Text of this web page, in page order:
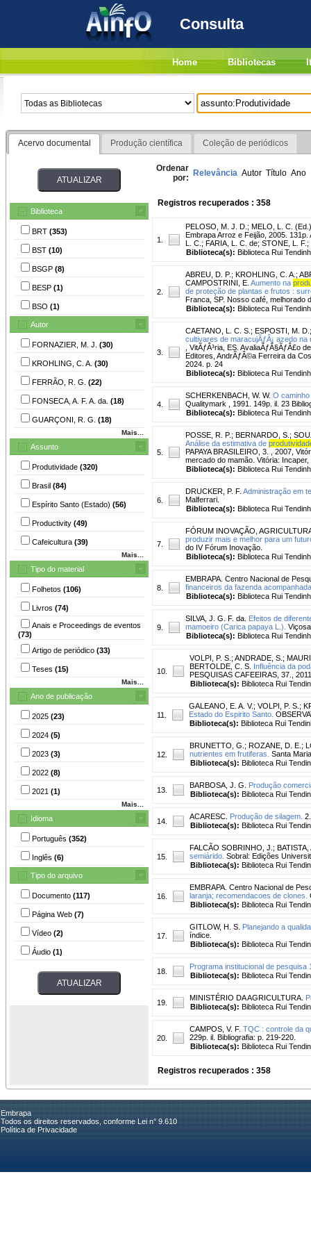
Consulta
Home Bibliotecas
Acervo documental Produção científica Coleção de periódicos
Biblioteca
BRT (353)
BST (10)
BSGP (8)
BESP (1)
BSO (1)
Autor
FORNAZIER, M. J. (30)
KROHLING, C. A. (30)
FERRÃO, R. G. (22)
FONSECA, A. F. A. da. (18)
GUARÇONI, R. G. (18)
Mais...
Assunto
Produtividade (320)
Brasil (84)
Espírito Santo (Estado) (56)
Productivity (49)
Cafeicultura (39)
Mais...
Tipo do material
Folhetos (106)
Livros (74)
Anais e Proceedings de eventos
(73)
Artigo de periódico (33)
Teses (15)
Mais...
Ano de publicação
2025 (23)
2024 (5)
2023 (3)
2022 (8)
2021 (1)
Mais...
Idioma
Português (352)
Inglês (6)
Tipo do arquivo
Documento (117)
Página Web (7)
Vídeo (2)
Áudio (1)
Ordenar
por: Relevância Autor Título Ano
Registros recuperados : 358
1.
PELOSO, M. J. D. ; MELO, L. C.
Embrapa Arroz e Feijão, 2005.
L. C.; FARIA, L. C. de; STONE, L.
Biblioteca(s): Biblioteca Rui
2.
ABREU, D. P. ; KROHLING, C. A. ;
CAMPOSTRINI, E. Aumento na
de proteção de plantas e frutos :
Franca, SP. Nosso café, melhorado
Biblioteca(s): Biblioteca Rui
3.
CAETANO, L. C. S. ; ESPOSTI, M. D.
cultivares de maracujÃƒÂ¡ azedo
, VitÃƒÂ³ria, ES. AvaliaÃƒÂ§ÃƒÂ£o
Editores, AndrÃƒÂ©a Ferreira da
2024. p. 24
Biblioteca(s): Biblioteca Rui
4.
SCHERKENBACH, W. W. O
Qualitymark , 1991. 149p. il. 23
Biblioteca(s): Biblioteca Rui
5.
POSSE, R. P. ; BERNARDO, S. ;
Análise da estimativa de
PAPAYA BRASILEIRO, 3. , 2007,
mercado do mamão. Vitória:
Biblioteca(s): Biblioteca Rui
6.
DRUCKER, P. F. Administração em
Malferrari.
Biblioteca(s): Biblioteca Rui
7.
FÓRUM INOVAÇÃO,
produzir mais e melhor para um
do IV Fórum Inovação.
Biblioteca(s): Biblioteca Rui
8.
EMBRAPA. Centro Nacional de
financeiros da fazenda
Biblioteca(s): Biblioteca Rui
9.
SILVA, J. G. F. da. Efeitos de
mamoeiro (Carica papaya L.).
Biblioteca(s): Biblioteca Rui
10.
VOLPI, P. S. ; ANDRADE, S. ;
BERTOLDE, C. S. Influência da
PESQUISAS CAFEEIRAS, 37.,
Biblioteca(s): Biblioteca Rui
11.
GALEANO, E. A. V.; VOLPI, P. S. ;
Estado do Espirito Santo.
Biblioteca(s): Biblioteca Rui
12.
BRUNETTO, G. ; ROZANE, D. E. ;
nutrientes em frutiferas. Santa
Biblioteca(s): Biblioteca Rui
13.
BARBOSA, J. G.
Produção
Biblioteca(s): Biblioteca Rui
14.
ACARESC. Produção de silagem.
Biblioteca(s): Biblioteca Rui
15.
FALCÃO SOBRINHO, J. ; BATISTA,
semiárido. Sobral: Edições
Biblioteca(s): Biblioteca Rui
16.
EMBRAPA. Centro Nacional de
laranja; recomendacoes de clones.
Biblioteca(s): Biblioteca Rui
17.
GITLOW, H. S. Planejando a
índice.
Biblioteca(s): Biblioteca Rui
18.
Programa institucional de pesquisa
Biblioteca(s): Biblioteca Rui
19.
MINISTÉRIO DA AGRICULTURA.
Biblioteca(s): Biblioteca Rui
20.
CAMPOS, V. F. TQC : controle da
229p. il. Bibliografia: p. 219-220.
Biblioteca(s): Biblioteca Rui
Registros recuperados : 358
Embrapa
Todos os direitos reservados, conforme Lei n° 9.610
Política de Privacidade